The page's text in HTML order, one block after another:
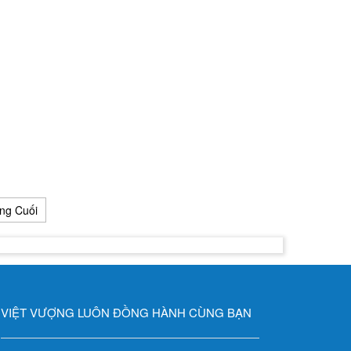
Cuối
VIỆT VƯỢNG LUÔN ĐỒNG HÀNH CÙNG BẠN